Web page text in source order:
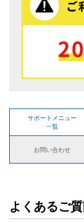
サポートメニュー
一覧
お問い合わせ
よくあるご